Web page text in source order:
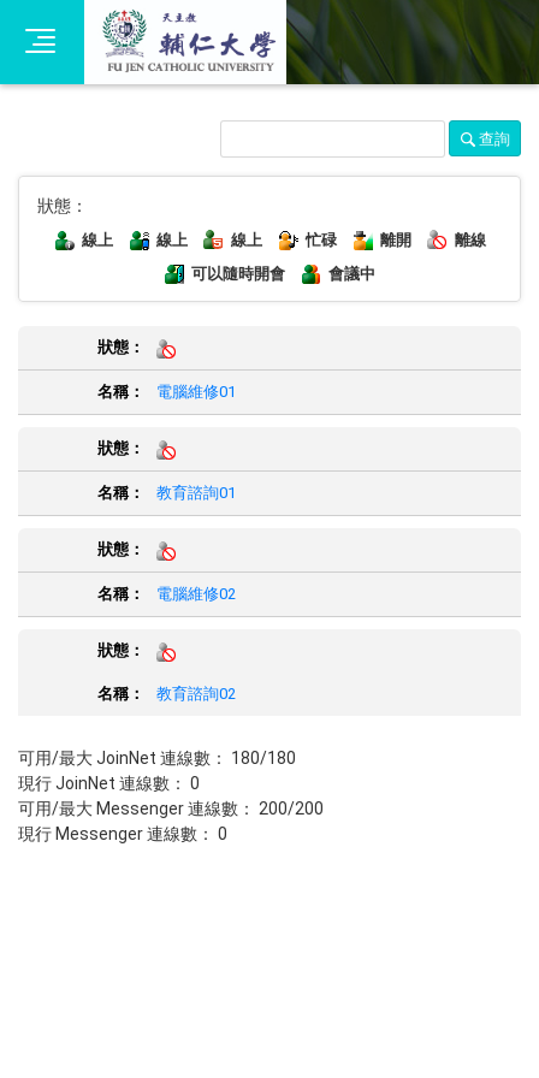
查詢
狀態：
線上 線上 線上 忙碌 離開
離線
可以隨時開會
會議中
電腦維修01
教育諮詢01
電腦維修02
教育諮詢02
可用/最大 JoinNet 連線數： 180/180
現行 JoinNet 連線數： 0
可用/最大 Messenger 連線數： 200/200
現行 Messenger 連線數： 0